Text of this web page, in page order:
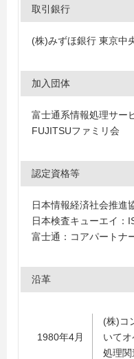
取引銀行
(株)みずほ銀行 東京中
加入団体
富士通系情報処理サー
FUJITSUファミリ会
認定資格等
日本情報経済社会推進
日本検査キューエイ：
富士通：コアパートナ
沿革
1980年4月
(株)コ
いて
処理